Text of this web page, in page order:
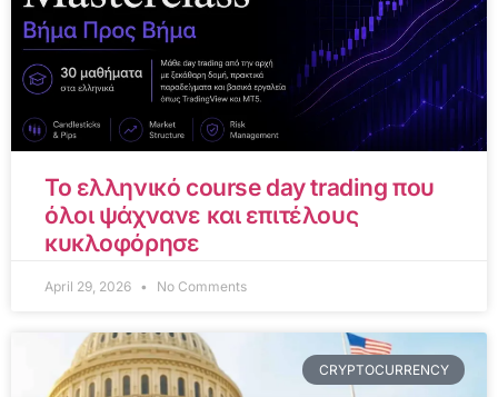
Το ελληνικό course day trading που
όλοι ψάχνανε και επιτέλους
κυκλοφόρησε
April 29, 2026 No Comments
CRYPTOCURRENCY